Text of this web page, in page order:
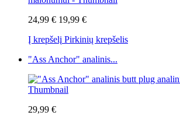
24,99 € 19,99 €
Į krepšelį Pirkinių krepšelis
"Ass Anchor" analinis...
29,99 €